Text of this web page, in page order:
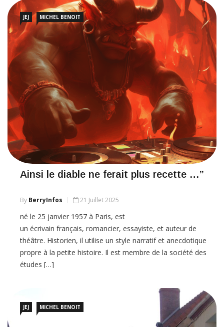
JEJ MICHEL BENOIT
Ainsi le diable ne ferait plus recette …”
By BerryInfos 21 Juillet 2025
né le 25 janvier 1957 à Paris, est
un écrivain français, romancier, essayiste, et auteur de
théâtre. Historien, il utilise un style narratif et anecdotique
propre à la petite histoire. Il est membre de la société des
études […]
JEJ MICHEL BENOIT